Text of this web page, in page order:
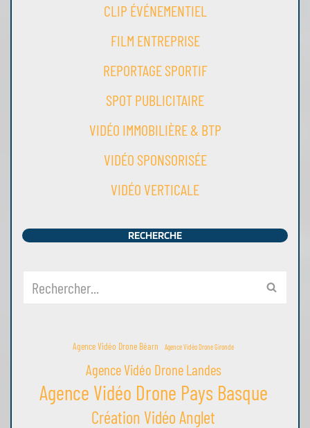
CLIP ÉVÉNEMENTIEL
FILM ENTREPRISE
REPORTAGE SPORTIF
SPOT PUBLICITAIRE
VIDÉO IMMOBILIÈRE & BTP
VIDÉO SPONSORISÉE
VIDÉO VERTICALE
RECHERCHE
Agence Vidéo Drone Béarn Agence Vidéo Drone Gironde
Agence Vidéo Drone Landes
Agence Vidéo Drone Pays Basque
Création Vidéo Anglet